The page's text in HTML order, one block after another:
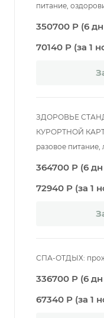
питание,
350700 Р (6
70140 Р (за 1
ЗДОРОВЬЕ
КУРОРТНОЙ
разовое
364700 Р (6
72940 Р (за 1
СПА-ОТДЫХ:
336700 Р (6
67340 Р (за 1